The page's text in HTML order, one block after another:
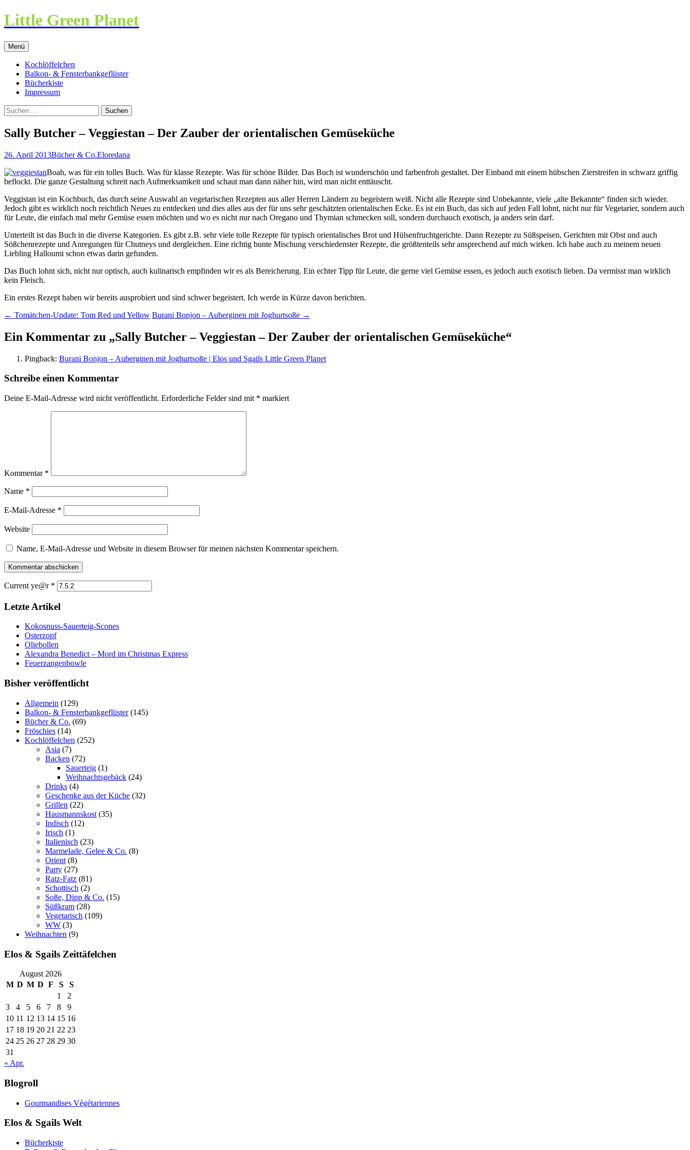
Little Green Planet
Menü Zum
Inhalt
springen
Kochlöffelchen
Balkon- & Fensterbankgeflüster
Bücherkiste
Impressum
Suchen
nach:
Sally Butcher – Veggiestan – Der Zauber der orientalischen Gemüseküche
26. April 2013Bücher & Co.Eloredana
Boah, was für ein tolles Buch. Was für klasse Rezepte. Was für schöne Bilder. Das Buch ist wunderschön und farbenfroh gestaltet. Der Einband mit einem hübschen Zierstreifen in schwarz griffig
beflockt. Die ganze Gestaltung schreit nach Aufmerksamkeit und schaut man dann näher hin, wird man nicht enttäuscht.
Veggistan ist ein Kochbuch, das durch seine Auswahl an vegetarischen Rezepten aus aller Herren Ländern zu begeistern weiß. Nicht alle Rezepte sind Unbekannte, viele „alte Bekannte“ finden sich wieder.
Jedoch gibt es wirklich noch reichtlich Neues zu entdecken und dies alles aus der für uns sehr geschätzten orientalischen Ecke. Es ist ein Buch, das sich auf jeden Fall lohnt, nicht nur für Vegetarier, sondern auch
für Leute, die einfach mal mehr Gemüse essen möchten und wo es nicht nur nach Oregano und Thymian schmecken soll, sondern durchauch exotisch, ja anders sein darf.
Unterteilt ist das Buch in die diverse Kategorien. Es gibt z.B. sehr viele tolle Rezepte für typisch orientalisches Brot und Hülsenfruchtgerichte. Dann Rezepte zu Süßspeisen, Gerichten mit Obst und auch
Sößchenrezepte und Anregungen für Chutneys und dergleichen. Eine richtig bunte Mischung verschiedenster Rezepte, die größtenteils sehr ansprechend auf mich wirken. Ich habe auch zu meinem neuen
Liebling Halloumi schon etwas darin gefunden.
Das Buch lohnt sich, nicht nur optisch, auch kulinarisch empfinden wir es als Bereicherung. Ein echter Tipp für Leute, die gerne viel Gemüse essen, es jedoch auch exotisch lieben. Da vermisst man wirklich
kein Fleisch.
Ein erstes Rezept haben wir bereits ausprobiert und sind schwer begeistert. Ich werde in Kürze davon berichten.
Beitragsnavigation
← Tomätchen-Update: Tom Red und Yellow Burani Bonjon – Auberginen mit Joghurtsoße →
Ein Kommentar zu „Sally Butcher – Veggiestan – Der Zauber der orientalischen Gemüseküche“
Pingback: Burani Bonjon – Auberginen mit Joghurtsoße | Elos und Sgails Little Green Planet
Schreibe einen Kommentar
Deine E-Mail-Adresse wird nicht veröffentlicht. Erforderliche Felder sind mit * markiert
Kommentar *
Name *
E-Mail-Adresse *
Website
Name, E-Mail-Adresse und Website in diesem Browser für meinen nächsten Kommentar speichern.
Current ye@r *
Letzte Artikel
Kokosnuss-Sauerteig-Scones
Osterzopf
Oliebollen
Alexandra Benedict – Mord im Christmas Express
Feuerzangenbowle
Bisher veröffentlicht
Allgemein (129)
Balkon- & Fensterbankgeflüster(145)
Bücher & Co. (69)
Fröschies (14)
Kochlöffelchen (252)
Asia (7)
Backen (72)
Sauerteig (1)
Weihnachtsgebäck (24)
Drinks (4)
Geschenke aus der Küche (32)
Grillen (22)
Hausmannskost (35)
Indisch (12)
Irisch (1)
Italienisch (23)
Marmelade, Gelee & Co. (8)
Orient (8)
Party (27)
Ratz-Fatz (81)
Schottisch (2)
Soße, Dipp & Co. (15)
Süßkram (28)
Vegetarisch (109)
WW (3)
Weihnachten (9)
Elos & Sgails Zeittäfelchen
August 2026
M D M D F S
S
1
2
3
4 5 6 7 8
9
10 11 12 13 14 15 16
17 18 19 20 21 22 23
24 25 26 27 28 29 30
31
« Apr.
Blogroll
Gourmandises Végétariennes
Elos & Sgails Welt
Bücherkiste